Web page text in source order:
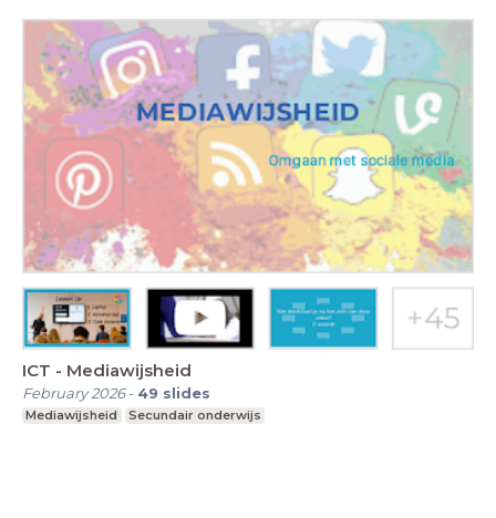
ICT - Mediawijsheid
February 2026- 49 slides
Mediawijsheid Secundair onderwijs